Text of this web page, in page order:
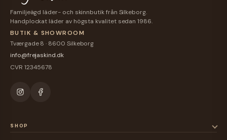
Familjeägd läder- och skinnbutik från Silkeborg.
Handplockat läder av högsta kvalitet sedan 1986.
BUTIK & SHOWROOM
Tværgade 8 · 8600 Silkeborg
info@frejaskind.dk
CVR 12345678
SHOP